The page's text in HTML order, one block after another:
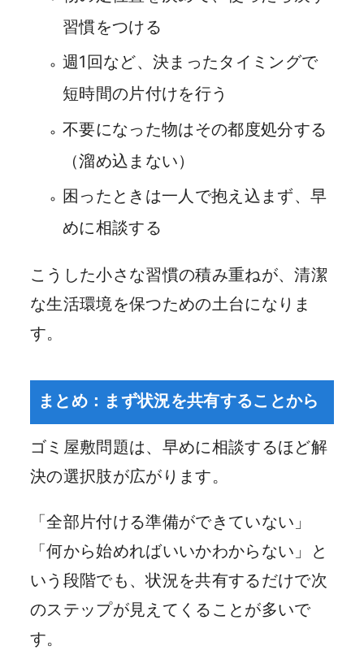
習慣をつける
週1回など、決まったタイミングで
短時間の片付けを行う
不要になった物はその都度処分する
（溜め込まない）
困ったときは一人で抱え込まず、早
めに相談する
こうした小さな習慣の積み重ねが、清潔
な生活環境を保つための土台になりま
す。
まとめ：まず状況を共有することから
ゴミ屋敷問題は、早めに相談するほど解
決の選択肢が広がります。
「全部片付ける準備ができていない」
「何から始めればいいかわからない」と
いう段階でも、状況を共有するだけで次
のステップが見えてくることが多いで
す。